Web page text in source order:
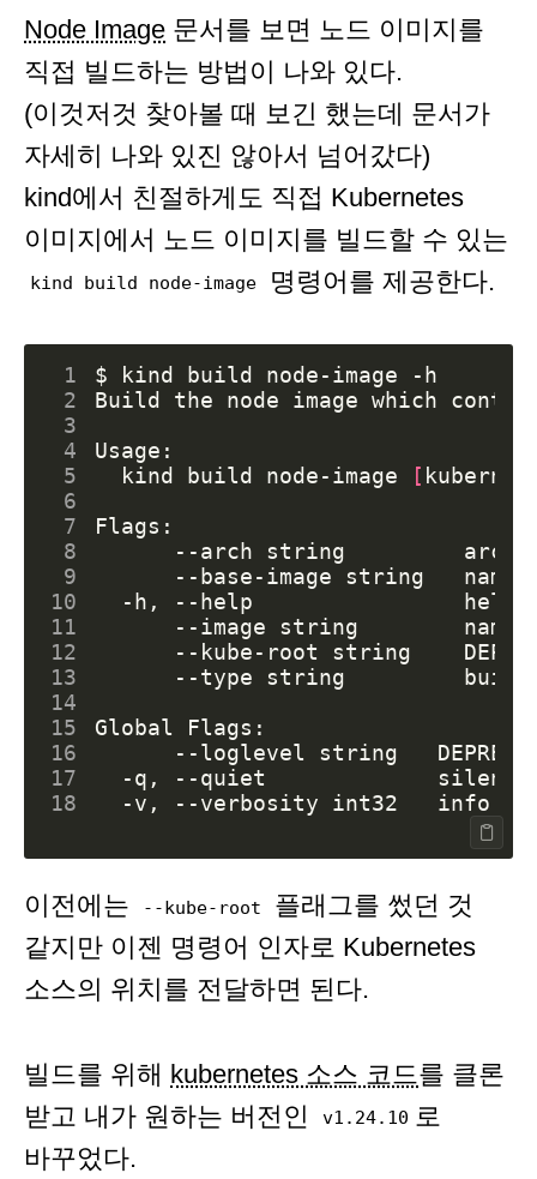
Node Image 문서를 보면 노드 이미지를
직접 빌드하는 방법이 나와 있다.
(이것저것 찾아볼 때 보긴 했는데 문서가
자세히 나와 있진 않아서 넘어갔다)
kind에서 친절하게도 직접 Kubernetes
이미지에서 노드 이미지를 빌드할 수 있는
kind build node-image 명령어를 제공한다.
1
2
3
4
5
  kind build node-image
[
6
7
8
--arch string
9
--base-image string
10
  -h, --help
help
11
--image string
12
--kube-root string
13
--type string
14
15
16
17
18
이전에는 --kube-root
플래그를 썼던 것
같지만 이젠 명령어 인자로 Kubernetes
소스의 위치를 전달하면 된다.
빌드를 위해 kubernetes 소스 코드를 클론
받고 내가 원하는 버전인
v1.24.10 로
바꾸었다.